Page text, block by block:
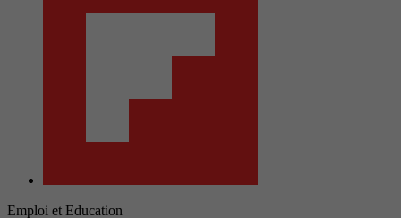
Emploi et Education